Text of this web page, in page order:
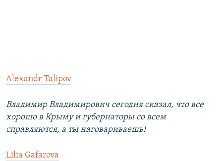
Alexandr Talipov
Владимир Владимирович сегодня сказал, что все
хорошо в Крыму и губернаторы со всем
справляются, а ты наговариваешь!
Lilia Gafarova